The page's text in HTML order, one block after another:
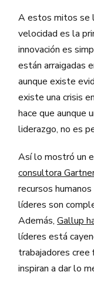
A estos mitos se
velocidad es la
innovación es
están arraigadas
aunque existe
existe una crisis
hace que aunque
liderazgo, no es
Así lo mostró un
consultora
recursos
líderes son
Además,Gallup
líderes está
trabajadores
inspiran a dar lo